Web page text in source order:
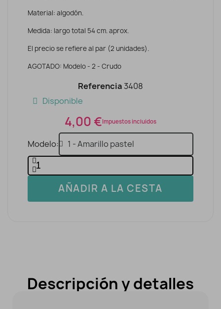
Material: algodón.
Medida: largo total 54 cm. aprox.
El precio se refiere al par (2 unidades).
AGOTADO: Modelo - 2 - Crudo
Referencia 3408
Disponible
4,00 €Impuestos incluidos
Modelo
AÑADIR A LA CESTA
Descripción y detalles